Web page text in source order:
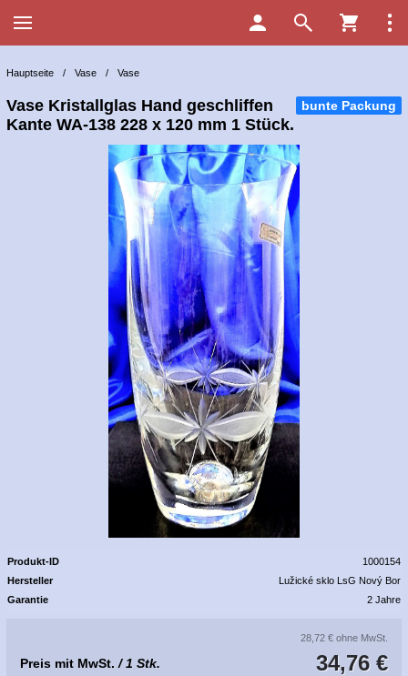
Hauptseite / Vase / Vase
bunte Packung
Vase Kristallglas Hand geschliffen
Kante WA-138 228 x 120 mm 1 Stück.
Produkt-ID
1000154
Hersteller
Lužické sklo LsG Nový Bor
Garantie
2 Jahre
28,72 € ohne MwSt.
34,76 €
Preis mit MwSt. / 1 Stk.